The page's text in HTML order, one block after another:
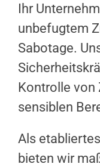
Ihr
unbefugtem
Sabotage.
Kontrolle von
sensiblen
Als
bieten wir